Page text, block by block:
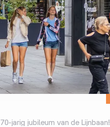
70-jarig jubileum van de Lijnbaan!